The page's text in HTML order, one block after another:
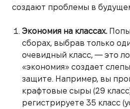
создают проблемы в
Экономия на классах.
сборах, выбрав только
очевидный класс, — это
«экономия» создает
защите. Например, вы
крафтовые сыры (29
регистрируете 35 класс